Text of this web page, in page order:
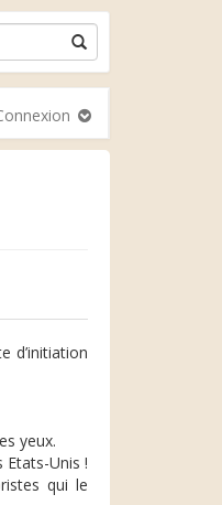
d’initiation
yeux.
Etats-Unis !
qui le